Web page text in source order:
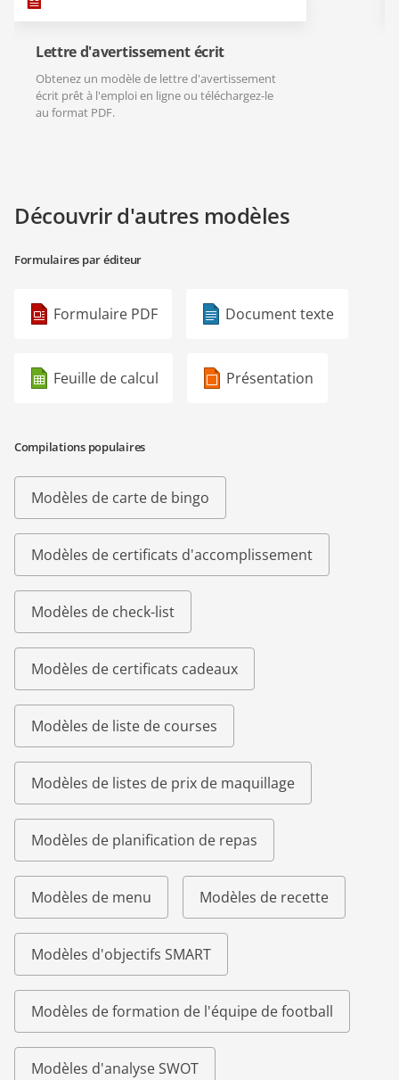
Lettre d'avertissement écrit
Obtenez un modèle de lettre d'avertissement
écrit prêt à l'emploi en ligne ou téléchargez-le
au format PDF.
Découvrir d'autres modèles
Formulaires par éditeur
Formulaire PDF Document texte
Feuille de calcul Présentation
Compilations populaires
Modèles de carte de bingo
Modèles de certificats d'accomplissement
Modèles de check-list
Modèles de certificats cadeaux
Modèles de liste de courses
Modèles de listes de prix de maquillage
Modèles de planification de repas
Modèles de menu Modèles de recette
Modèles d'objectifs SMART
Modèles de formation de l'équipe de football
Modèles d'analyse SWOT